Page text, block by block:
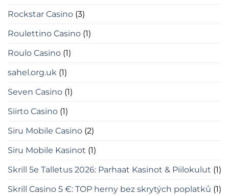
Rockstar Casino (3)
Roulettino Casino (1)
Roulo Casino (1)
sahel.org.uk (1)
Seven Casino (1)
Siirto Casino (1)
Siru Mobile Casino (2)
Siru Mobile Kasinot (1)
Skrill 5e Talletus 2026: Parhaat Kasinot & Piilokulut (1)
Skrill Casino 5 €: TOP herny bez skrytých poplatků (1)